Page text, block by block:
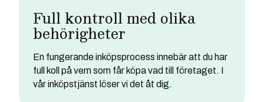
Full kontroll med olika
behörigheter
En fungerande inköpsprocess innebär att du har
full koll på vem som får köpa vad till företaget. I
vår inköpstjänst löser vi det åt dig.